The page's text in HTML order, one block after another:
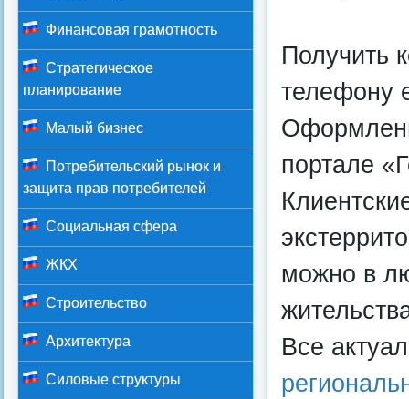
Получить
телефону
портале
можно в
Все
Финансовая грамотность
Стратегическое
планирование
Малый бизнес
Потребительский рынок и
защита прав потребителей
Социальная сфера
ЖКХ
Строительство
Архитектура
Силовые структуры